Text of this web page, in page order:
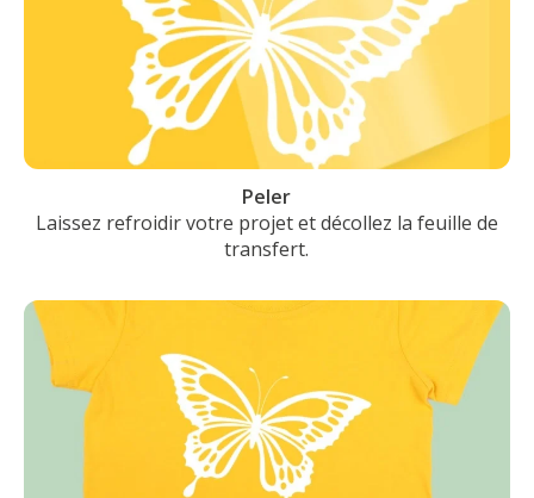
Peler
Laissez refroidir votre projet et décollez la feuille de
transfert.